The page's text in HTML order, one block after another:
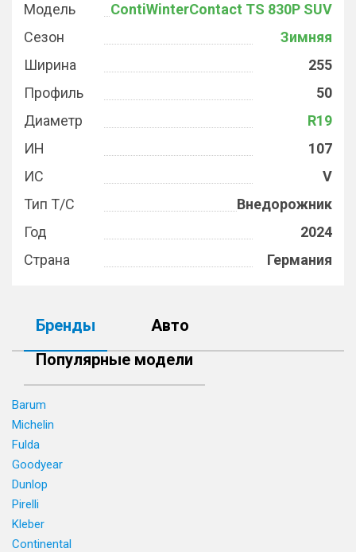
Модель
ContiWinterContact TS 830P SUV
Сезон
Зимняя
Ширина
255
Профиль
50
Диаметр
R19
ИН
107
ИС
V
Тип Т/С
Внедорожник
Год
2024
Страна
Германия
Бренды
Авто
Популярные модели
Barum
Michelin
Fulda
Goodyear
Dunlop
Pirelli
Kleber
Continental